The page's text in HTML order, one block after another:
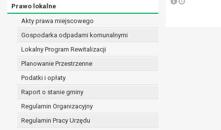
Prawo lokalne
Akty prawa miejscowego
Gospodarka odpadami komunalnymi
Lokalny Program Rewitalizacji
Planowanie Przestrzenne
Podatki i opłaty
Raport o stanie gminy
Regulamin Organizacyjny
Regulamin Pracy Urzędu
podmioty, które przetwarzają dane osobowe
Pani/Pana dane osobowe będą przetwarzane przez
przepisy prawa powszechnie obowiązującego.
W przypadku, gdy dane osobowe przetwarzane są na
W przypadku, gdy dane osobowe przetwarzane są w
czasie w zakresie wymaganym przez przepisy prawa
rozliczeniu umowy, do czasu wycofania tej zgody.
Ponadto w przypadku umów o dofinansowanie dane
beneficjentem a określoną instytucją, trwałości
W związku z przetwarzaniem przez administratora
prawo dostępu do treści danych oraz